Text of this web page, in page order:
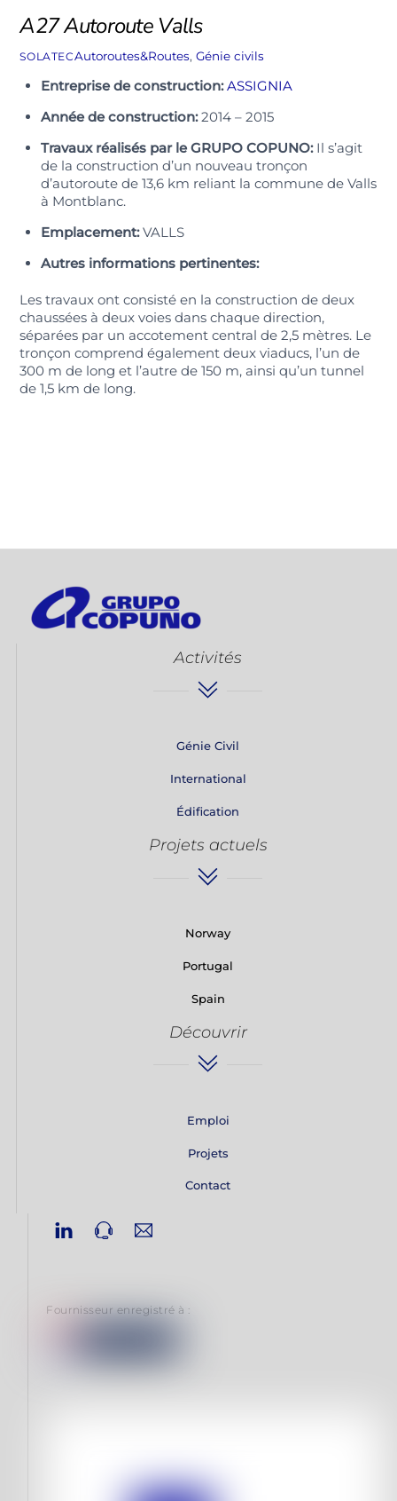
A27 Autoroute Valls
SOLATECAutoroutes&Routes, Génie civils
Entreprise de construction: ASSIGNIA
Année de construction:2014 – 2015
Travaux réalisés par le GRUPO COPUNO:Il s’agit
de la construction d’un nouveau tronçon
d’autoroute de 13,6 km reliant la commune de Valls
à Montblanc.
Emplacement:VALLS
Autres informations pertinentes:
Les travaux ont consisté en la construction de deux
chaussées à deux voies dans chaque direction,
séparées par un accotement central de 2,5 mètres. Le
tronçon comprend également deux viaducs, l’un de
300 m de long et l’autre de 150 m, ainsi qu’un tunnel
de 1,5 km de long.
Activités
Génie Civil
International
Édification
Projets actuels
Norway
Portugal
Spain
Découvrir
Emploi
Projets
Contact
Linkedin
Fournisseur enregistré à :